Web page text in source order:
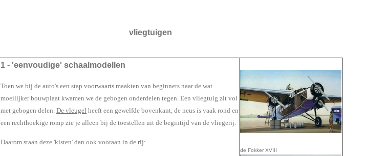
vliegtuigen
1 - 'eenvoudige' schaalmodellen
Toen we bij de auto's een stap voorwaarts maakten van beginners naar de wat
moeilijker bouwplaat kwamen we de gebogen onderdelen tegen. Een vliegtuig zit vol
met gebogen delen.De vleugel heeft een gewelfde bovenkant, de neus is vaak rond en
een rechthoekige romp zie je alleen bij de toestellen uit de begintijd van de vliegerij.
Daarom staan deze 'kisten' dan ook vooraan in de rij:
de Fokker XVIII